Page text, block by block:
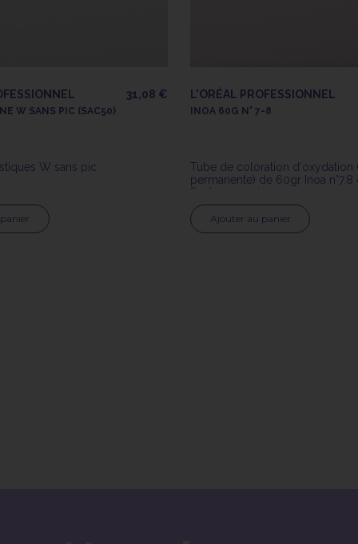
31,08 €
W SANS PIC (SAC50)
W sans pic
L'ORÉAL PROFESSIONNEL
INOA 60G N° 7-8
Tube de coloration d'oxydation
permanente) de 60gr Inoa n°7.8
Professionnel
Ajouter au panier